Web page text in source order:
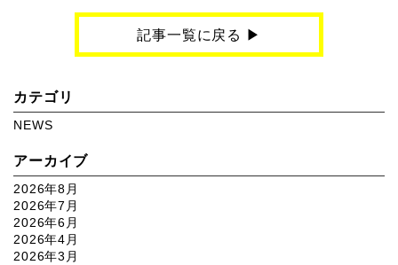
記事一覧に戻る ▶︎
カテゴリ
NEWS
アーカイブ
2026年8月
2026年7月
2026年6月
2026年4月
2026年3月